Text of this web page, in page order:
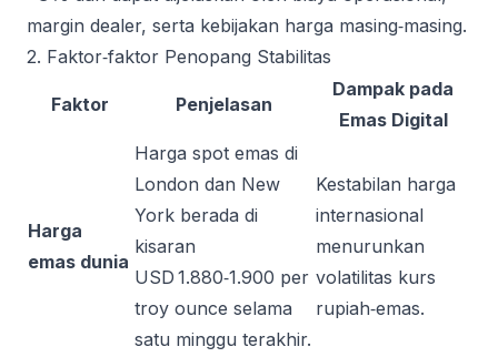
margin dealer, serta kebijakan harga masing‑masing.
2. Faktor‑faktor Penopang Stabilitas
Faktor Penjelasan
Dampak pada
Emas Digital
Harga
emas dunia
Harga spot emas di
London dan New
York berada di
kisaran
USD 1.880‑1.900 per
troy ounce selama
satu minggu terakhir.
Kestabilan harga
internasional
menurunkan
volatilitas kurs
rupiah‑emas.